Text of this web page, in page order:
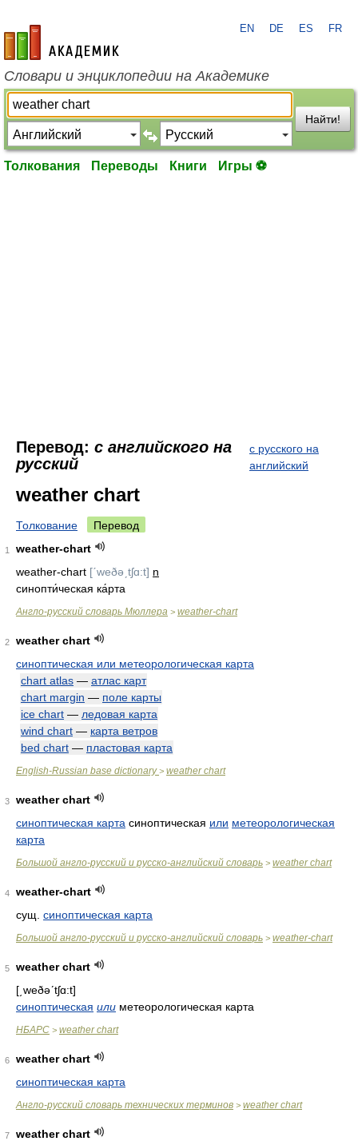
academic.ru
EN DE ES FR
Словари и энциклопедии на Академике
Найти!
Толкования Переводы Книги Игры ⚽
Перевод: с английского на
русский
с русского на
английский
weather chart
Толкование Перевод
1
weather-chart
weather-chart [ˊweðəˏtʃɑ:t] n
синопти́ческая ка́рта
Англо-русский словарь Мюллера > weather-chart
2
weather chart
синоптическая или метеорологическая карта
chart atlas — атлас карт
chart margin — поле карты
ice chart — ледовая карта
wind chart — карта ветров
bed chart — пластовая карта
English-Russian base dictionary> weather chart
3
weather chart
синоптическая карта синоптическая или метеорологическая
карта
Большой англо-русский и русско-английский словарь > weather chart
4
weather-chart
сущ. синоптическая карта
Большой англо-русский и русско-английский словарь > weather-chart
5
weather chart
[͵weðəʹtʃɑ:t]
синоптическая или метеорологическая карта
НБАРС > weather chart
6
weather chart
синоптическая карта
Англо-русский словарь технических терминов > weather chart
7
weather chart